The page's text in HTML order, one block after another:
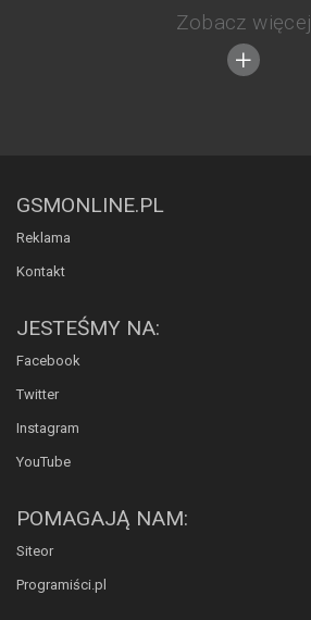
Zobacz więcej
GSMONLINE.PL
Reklama
Kontakt
JESTEŚMY NA:
Facebook
Twitter
Instagram
YouTube
POMAGAJĄ NAM:
Siteor
Programiści.pl